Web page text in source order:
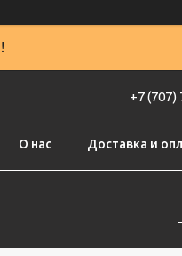
+7 (707)
О нас Доставка и